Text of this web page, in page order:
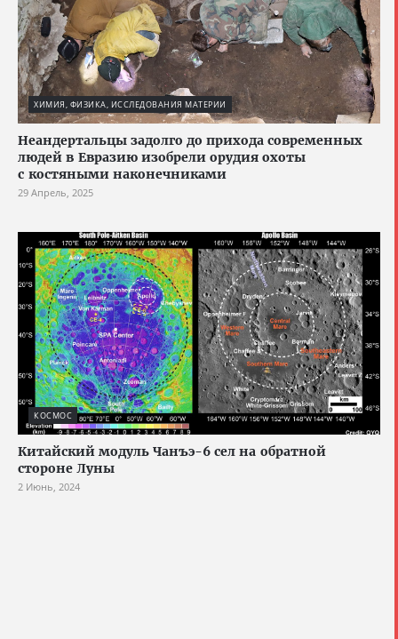
ХИМИЯ, ФИЗИКА, ИССЛЕДОВАНИЯ МАТЕРИИ
Неандертальцы задолго до прихода современных
людей в Евразию изобрели орудия охоты
с костяными наконечниками
29 Апрель, 2025
КОСМОС
Китайский модуль Чанъэ-6 сел на обратной
стороне Луны
2 Июнь, 2024